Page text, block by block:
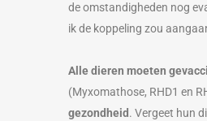
de omstandigheden nog
ik de koppeling zou
Alle dieren moeten
(Myxomathose, RHD1 en
gezondheid . Vergeet hun